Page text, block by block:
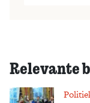
Relevante